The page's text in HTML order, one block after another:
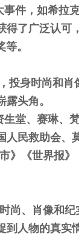
件，如希拉
了广泛认可
。
身时尚和肖
头角。
堂、赛琳、
人民救助会
》《世界报
、肖像和纪
人物的真实